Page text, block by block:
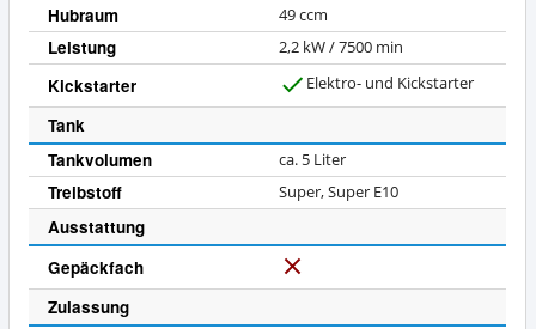
Hubraum
49 ccm
Leistung 2,2 kW / 7500 min
Kickstarter Elektro- und Kickstarter
Tank
Tankvolumen
ca. 5 Liter
Treibstoff Super, Super E10
Ausstattung
Gepäckfach
N
i
Zulassung